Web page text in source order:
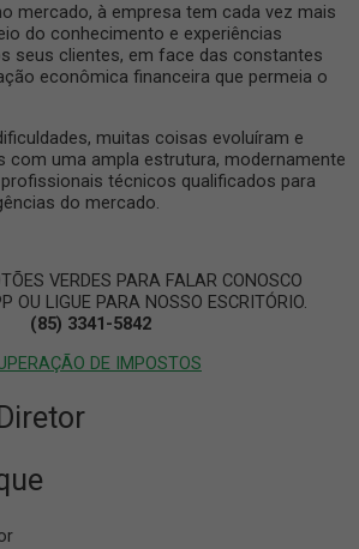
mercado, à empresa tem cada vez mais
do conhecimento e experiências
seus clientes, em face das constantes
econômica financeira que permeia o
muitas coisas evoluíram e
com uma ampla estrutura, modernamente
técnicos qualificados para
do mercado.
VERDES PARA FALAR CONOSCO
OU LIGUE PARA NOSSO ESCRITÓRIO.
(85) 3341-5842
DE IMPOSTOS